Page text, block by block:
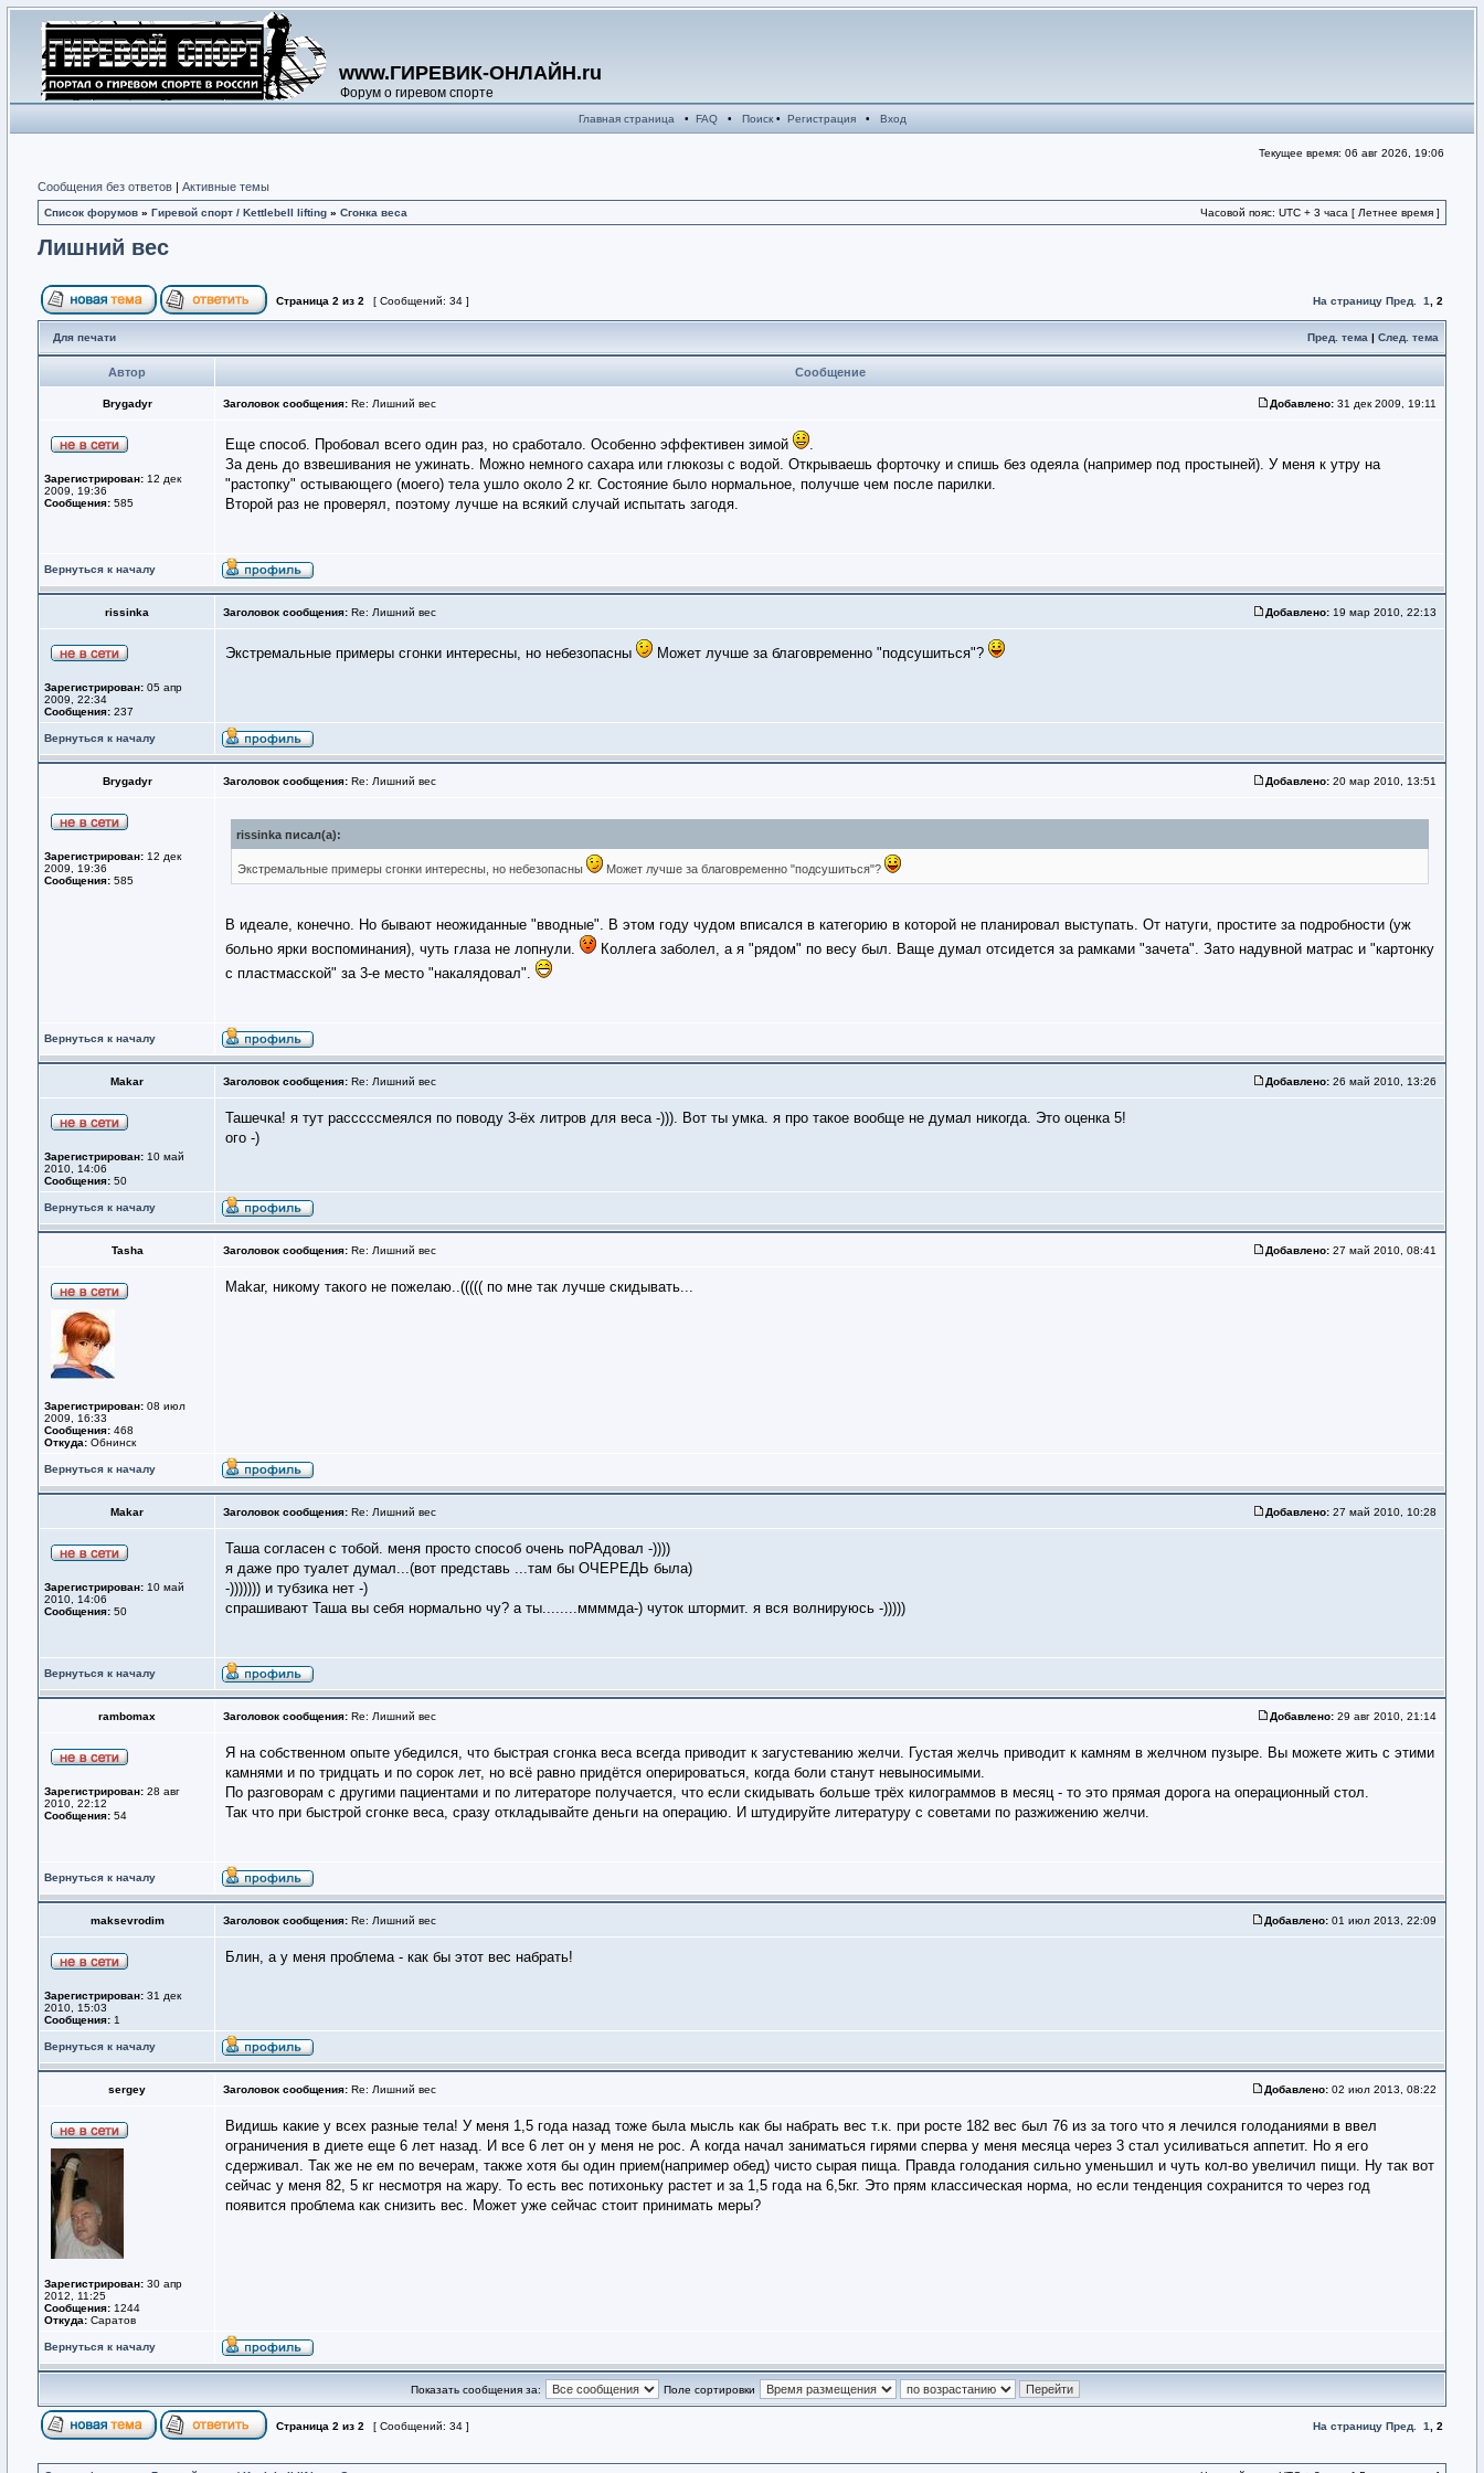
www.ГИРЕВИК-ОНЛАЙН.ru
Форум о гиревом спорте
Главная страница • FAQ• Поиск• Регистрация• Вход
Текущее время: 06 авг 2026, 19:06
Сообщения без ответов | Активные темы
Список форумов » Гиревой спорт / Kettlebell lifting » Сгонка веса Часовой пояс: UTC + 3 часа [ Летнее время ]
Лишний вес
Страница 2 из 2 [ Сообщений: 34 ] На страницу Пред. 1 2
Для печати Пред. тема | След. тема
Автор Сообщение
Brygadyr Заголовок сообщения: Re: Лишний вес Добавлено: 31 дек 2009, 19:11
Зарегистрирован: 12 дек
2009, 19:36
Сообщения: 585
Еще способ. Пробовал всего один раз, но сработало. Особенно эффективен зимой
.
За день до взвешивания не ужинать. Можно немного сахара или глюкозы с водой. Открываешь форточку и спишь без одеяла (например под простыней). У меня к утру на
"растопку" остывающего (моего) тела ушло около 2 кг. Состояние было нормальное, получше чем после парилки.
Второй раз не проверял, поэтому лучше на всякий случай испытать загодя.
Вернуться к началу
rissinka Заголовок сообщения: Re: Лишний вес Добавлено: 19 мар 2010, 22:13
Зарегистрирован: 05 апр
2009, 22:34
Сообщения: 237
Экстремальные примеры сгонки интересны, но небезопасны Может лучше за благовременно "подсушиться"?
Вернуться к началу
Brygadyr Заголовок сообщения: Re: Лишний вес Добавлено: 20 мар 2010, 13:51
Зарегистрирован: 12 дек
2009, 19:36
Сообщения: 585
rissinka писал(а):
Экстремальные примеры сгонки интересны, но небезопасны Может лучше за благовременно "подсушиться"?
В идеале, конечно. Но бывают неожиданные "вводные". В этом году чудом вписался в категорию в которой не планировал выступать. От натуги, простите за подробности (уж
больно ярки воспоминания), чуть глаза не лопнули.
Коллега заболел, а я "рядом" по весу был. Ваще думал отсидется за рамками "зачета". Зато надувной матрас и "картонку
с пластмасской" за 3-е место "накалядовал".
Вернуться к началу
Makar Заголовок сообщения: Re: Лишний вес Добавлено: 26 май 2010, 13:26
Зарегистрирован: 10 май
2010, 14:06
Сообщения: 50
Ташечка! я тут расссссмеялся по поводу 3-ёх литров для веса -))). Вот ты умка. я про такое вообще не думал никогда. Это оценка 5!
ого -)
Вернуться к началу
Tasha Заголовок сообщения: Re: Лишний вес Добавлено: 27 май 2010, 08:41
Зарегистрирован: 08 июл
2009, 16:33
Сообщения: 468
Откуда: Обнинск
Makar, никому такого не пожелаю..((((( по мне так лучше скидывать...
Вернуться к началу
Makar Заголовок сообщения: Re: Лишний вес Добавлено: 27 май 2010, 10:28
Зарегистрирован: 10 май
2010, 14:06
Сообщения: 50
Таша согласен с тобой. меня просто способ очень поРАдовал -))))
я даже про туалет думал...(вот представь ...там бы ОЧЕРЕДЬ была)
-))))))) и тубзика нет -)
спрашивают Таша вы себя нормально чу? а ты........ммммда-) чуток штормит. я вся волнируюсь -)))))
Вернуться к началу
rambomax Заголовок сообщения: Re: Лишний вес Добавлено: 29 авг 2010, 21:14
Зарегистрирован: 28 авг
2010, 22:12
Сообщения: 54
Я на собственном опыте убедился, что быстрая сгонка веса всегда приводит к загустеванию желчи. Густая желчь приводит к камням в желчном пузыре. Вы можете жить с этими
камнями и по тридцать и по сорок лет, но всё равно придётся оперироваться, когда боли станут невыносимыми.
По разговорам с другими пациентами и по литераторе получается, что если скидывать больше трёх килограммов в месяц - то это прямая дорога на операционный стол.
Так что при быстрой сгонке веса, сразу откладывайте деньги на операцию. И штудируйте литературу с советами по разжижению желчи.
Вернуться к началу
maksevrodim Заголовок сообщения: Re: Лишний вес Добавлено: 01 июл 2013, 22:09
Зарегистрирован: 31 дек
2010, 15:03
Сообщения: 1
Блин, а у меня проблема - как бы этот вес набрать!
Вернуться к началу
sergey Заголовок сообщения: Re: Лишний вес Добавлено: 02 июл 2013, 08:22
Зарегистрирован: 30 апр
2012, 11:25
Сообщения: 1244
Откуда: Саратов
Видишь какие у всех разные тела! У меня 1,5 года назад тоже была мысль как бы набрать вес т.к. при росте 182 вес был 76 из за того что я лечился голоданиями в ввел
ограничения в диете еще 6 лет назад. И все 6 лет он у меня не рос. А когда начал заниматься гирями сперва у меня месяца через 3 стал усиливаться аппетит. Но я его
сдерживал. Так же не ем по вечерам, также хотя бы один прием(например обед) чисто сырая пища. Правда голодания сильно уменьшил и чуть кол-во увеличил пищи. Ну так вот
сейчас у меня 82, 5 кг несмотря на жару. То есть вес потихоньку растет и за 1,5 года на 6,5кг. Это прям классическая норма, но если тенденция сохранится то через год
появится проблема как снизить вес. Может уже сейчас стоит принимать меры?
Вернуться к началу
Показать сообщения за: Поле сортировки
Страница 2 из 2 [ Сообщений: 34 ] На страницу Пред. 1 2